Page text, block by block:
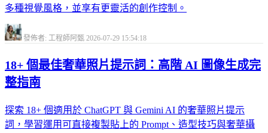
多種視覺風格，並享有更靈活的創作控制。
發佈者: 工程師阿甄 2026-07-29 15:54:18
18+ 個最佳奢華照片提示詞：高階 AI 圖像生成完
整指南
探索 18+ 個適用於 ChatGPT 與 Gemini AI 的奢華照片提示
詞，學習運用可直接複製貼上的 Prompt、造型技巧與奢華攝